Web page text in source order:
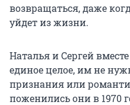
возвращаться, даже
уйдет из жизни.
Наталья и Сергей
единое целое, им не
признания или
поженились они в 1970